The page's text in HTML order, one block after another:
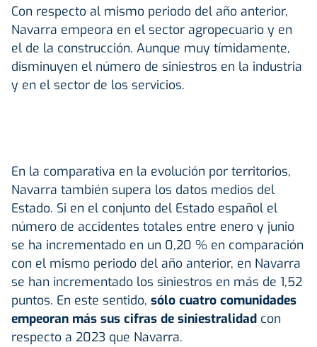
Con respecto al mismo periodo del año anterior,
Navarra empeora en el sector agropecuario y en
el de la construcción. Aunque muy tímidamente,
disminuyen el número de siniestros en la industria
y en el sector de los servicios.
En la comparativa en la evolución por territorios,
Navarra también supera los datos medios del
Estado. Si en el conjunto del Estado español el
número de accidentes totales entre enero y junio
se ha incrementado en un 0,20 % en comparación
con el mismo periodo del año anterior, en Navarra
se han incrementado los siniestros en más de 1,52
puntos. En este sentido, sólo cuatro comunidades
empeoran más sus cifras de siniestralidad con
respecto a 2023 que Navarra.